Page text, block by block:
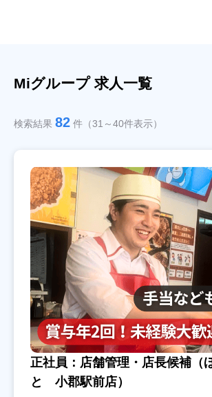
Miグループ 求人一覧
検索結果 82 件（31～40件表示）
正社員：店舗管理・店長候補（
と 小郡駅前店）